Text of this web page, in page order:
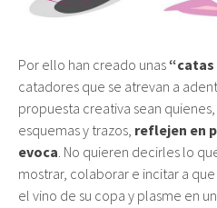
Por ello han creado unas “catas
catadores que se atrevan a
propuesta creativa sean quienes,
esquemas y trazos, reflejen en
evoca . No quieren decirles lo
mostrar, colaborar e incitar a
el vino de su copa y plasme en